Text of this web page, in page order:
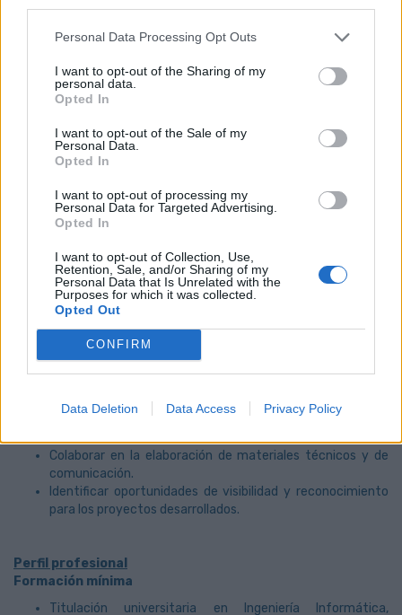
Personal Data Processing Opt Outs
I want to opt-out of the Sharing of my
personal data.
Opted In
I want to opt-out of the Sale of my
Personal Data.
Opted In
I want to opt-out of processing my
Personal Data for Targeted Advertising.
Opted In
I want to opt-out of Collection, Use,
Retention, Sale, and/or Sharing of my
Personal Data that Is Unrelated with the
Purposes for which it was collected.
Opted Out
CONFIRM
Data Deletion Data Access Privacy Policy
proyectos, proponiendo mejoras y soluciones.
relevantes en gestión de proyectos e innovación.
Impulsar la aplicación de buenas prácticas y la mejora
Gestión de riesgos y control
Identificar de forma proactiva riesgos e incidencias en los
Definir y aplicar estrategias de mitigación y resolución.
Realizar el seguimiento de las acciones correctivas y
Reporting, reuniones y representación técnica
Preparar informes periódicos sobre el estado y progreso
de los proyectos.
Participar activamente en reuniones de seguimiento,
aportando análisis, propuestas y mejoras.
Documentar acuerdos y decisiones adoptadas.
Preparar la documentación necesaria para la presentación
Colaborar en la elaboración de materiales técnicos y de
comunicación.
Identificar oportunidades de visibilidad y reconocimiento
para los proyectos desarrollados.
Perfil profesional
Formación mínima
Titulación universitaria en Ingeniería Informática,